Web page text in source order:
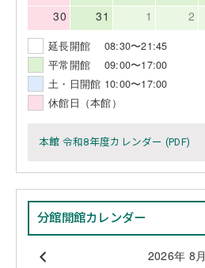
30
31 1 2
延長開館 08:30〜21:45
平常開館 09:00〜17:00
土・日開館 10:00〜17:00
休館日（本館）
本館 令和8年度カレンダー (PDF)
分館開館カレンダー
2026年 8月